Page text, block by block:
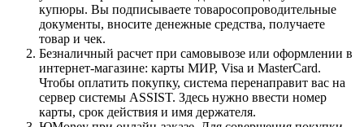
купюры. Вы подписываете товаросопроводительные
документы, вносите денежные средства, получаете
товар и чек.
Безналичный расчет при самовывозе или оформлении в
интернет-магазине: карты МИР, Visa и MasterCard.
Чтобы оплатить покупку, система перенаправит вас на
сервер системы ASSIST. Здесь нужно ввести номер
карты, срок действия и имя держателя.